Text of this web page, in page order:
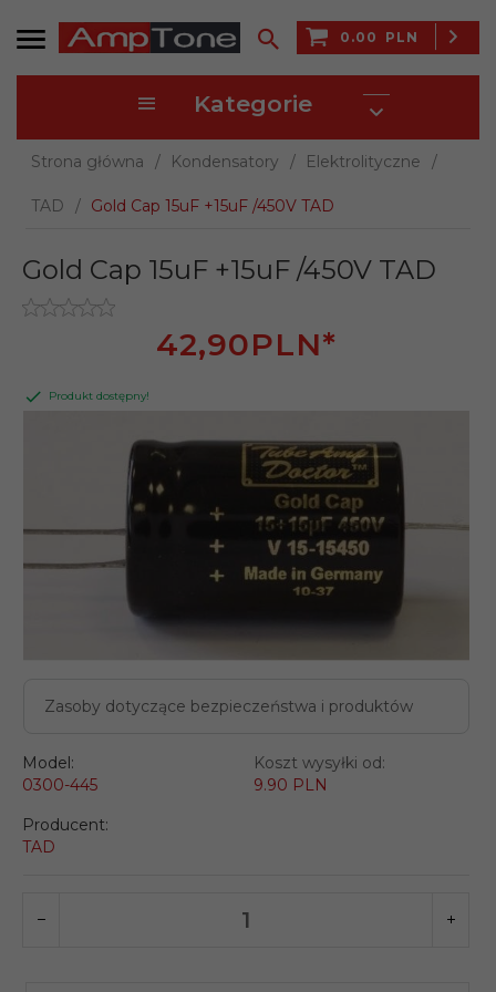
0.00 PLN
Kategorie
Strona główna Kondensatory Elektrolityczne
TAD Gold Cap 15uF +15uF /450V TAD
Zasoby dotyczące bezpieczeństwa i produktów
Gold Cap 15uF +15uF /450V TAD
42,90PLN*
Produkt dostępny!
Model:
0300-445
Koszt wysyłki od:
9.90 PLN
Producent:
TAD